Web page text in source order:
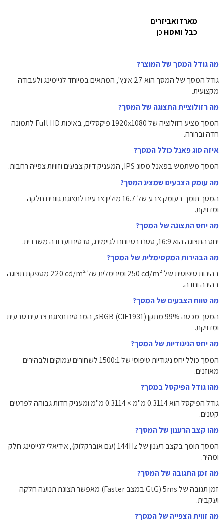
מארז ואביזרים
כבל HDMI
כן
מה גודל המסך של המוצר?
גודל המסך של המסך הוא ‎27 אינץ'‎, המתאים במיוחד לגיימינג ולעבודה
מקצועית.
מה רזולוציית התצוגה של המסך?
המסך מציע רזולוציה של ‎1920x1080‎ פיקסלים, באיכות Full HD לתמונה
חדה וברורה.
איזה סוג פאנל כולל המסך?
המסך משתמש בפאנל מסוג ‎IPS‎, המעניק דיוק צבעים וזוויות צפייה רחבות.
מה עומק הצבעים שמציג המסך?
המסך תומך בעומק צבע של ‎16.7 מיליון‎ צבעים לתצוגת גוונים חלקה
ומדויקת.
מה יחס התצוגה של המסך?
יחס התצוגה הוא ‎16:9‎, סטנדרטי ונוח לגיימינג, סרטים ועבודה משרדית.
מה הבהירות המקסימלית של המסך?
בהירות טיפוסית של ‎250‎ cd/m² ומינימלית של ‎220‎ cd/m² מספקת תצוגה
בהירה וחדה.
מה טווח הצבעים של המסך?
המסך מכסה ‎99%‎ מתקן sRGB (CIE1931), המבטיח תצוגת צבעים טבעית
ומדויקת.
מה יחס הניגודיות של המסך?
המסך כולל יחס ניגודיות טיפוסי של ‎1500:1‎ לשחורים עמוקים ולבהירים
מאוזנים.
מהו גודל הפיקסל במסך?
גודל הפיקסל הוא ‎0.3114‎ מ"מ × ‎0.3114‎ מ"מ ומעניק חדות גבוהה לפרטים
קטנים.
מהו קצב הרענון של המסך?
המסך תומך בקצב רענון של ‎144Hz‎ (עם אוברקלוק), אידיאלי לגיימינג חלק
ומהיר.
מה זמן התגובה של המסך?
זמן תגובה של ‎5ms‎ (GtG במצב Faster) מאפשר תצוגת תנועה חלקה
ועקבית.
מה זווית הצפייה של המסך?